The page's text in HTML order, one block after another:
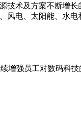
术及方案不断增
风电、太阳能、水电
增强员工对数码科